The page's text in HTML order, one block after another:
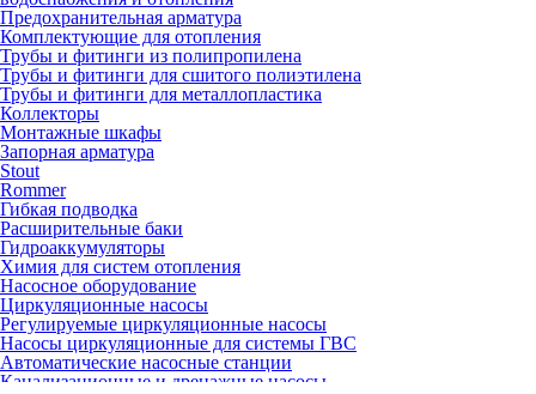
Предохранительная арматура
Комплектующие для отопления
Трубы и фитинги из полипропилена
Трубы и фитинги для сшитого полиэтилена
Трубы и фитинги для металлопластика
Коллекторы
Монтажные шкафы
Запорная арматура
Stout
Rommer
Гибкая подводка
Расширительные баки
Гидроаккумуляторы
Химия для систем отопления
Насосное оборудование
Циркуляционные насосы
Регулируемые циркуляционные насосы
Насосы циркуляционные для системы ГВС
Автоматические насосные станции
Канализационные и дренажные насосы